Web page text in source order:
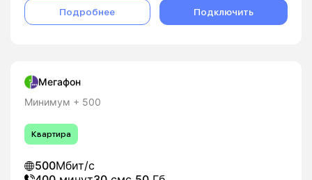
Подробнее Подключить
Мегафон
Минимум + 500
Квартира
500Мбит/с